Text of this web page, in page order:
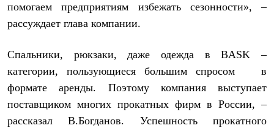
Лёгкая одежда
Толстовки
Софтшелл одежда
Флисовая одежда
Куртки
Жилеты
Комбинезоны
помогаем предприятиям избежать сезонности», –
рассуждает глава компании.
Спальники, рюкзаки, даже одежда в BASK –
категории, пользующиеся большим спросом в
формате аренды. Поэтому компания выступает
поставщиком многих прокатных фирм в России, –
рассказал В.Богданов. Успешность прокатного